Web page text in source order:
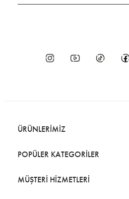
ÜRÜNLERİMİZ
POPÜLER KATEGORİLER
MÜŞTERİ HİZMETLERİ